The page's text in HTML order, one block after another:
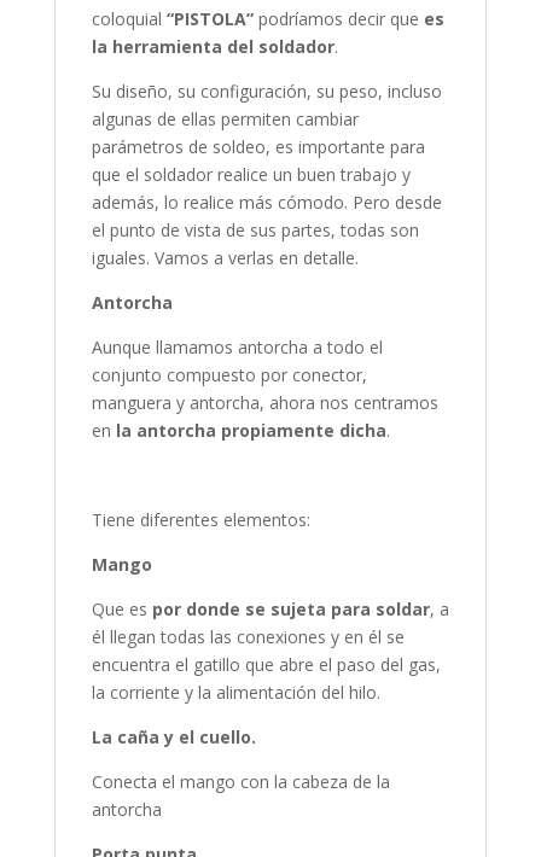
coloquial “PISTOLA”podríamos decir que es
la herramienta del soldador.
Su diseño, su configuración, su peso, incluso
algunas de ellas permiten cambiar
parámetros de soldeo, es importante para
que el soldador realice un buen trabajo y
además, lo realice más cómodo. Pero desde
el punto de vista de sus partes, todas son
iguales. Vamos a verlas en detalle.
Antorcha
Aunque llamamos antorcha a todo el
conjunto compuesto por conector,
manguera y antorcha, ahora nos centramos
en la antorcha propiamente dicha.
Tiene diferentes elementos:
Mango
Que es por donde se sujeta para soldar, a
él llegan todas las conexiones y en él se
encuentra el gatillo que abre el paso del gas,
la corriente y la alimentación del hilo.
La caña y el cuello.
Conecta el mango con la cabeza de la
antorcha